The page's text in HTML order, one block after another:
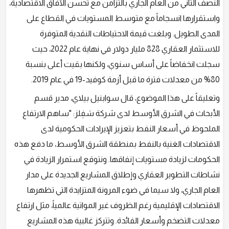
النصف الثاني من العام الجاري بالتزامن مع تحسن الآفاق الاقتصادية،
واستقرارها انسجاماً مع متوسط المستويات في القطاع على
المدى الطويل. وبلغت قيمة الاحتياطات النقدية المتوفرة
للاستثمار العقاري 828 مليار دولار في نهاية عام 2022، حيث
سجلت انخفاضاً على أساس سنوي، ولكنها بقيت أعلى بنسبة
80% من معدلات فترة ما قبل أزمة كوفيد-19 في عام 2019.
وتعليقاً على هذا الموضوع، قال سوابنيل بيلاي، مدير قسم
الأبحاث في الشرق الأوسط لدى شركة سَفِلز: "ساهم الارتفاع
الملحوظ في أسعار النفط بتعزيز الإيرادات الحكومية لدى
الاقتصادات الغنية بالنفط بمنطقة الشرق الأوسط، ما دفع هذه
الحكومات لزيادة مستويات إنفاقها. ونتوقع استمرار الزيادة في
نشاطات التطوير العقاري وإطلاق المشاريع الجديدة على مدار
العام الجاري، ولا سيما في ضوء المرونة المتزايدة التي تظهرها
الاقتصادات الإقليمية رغم الظروف غير المواتية عالمياً، مثل ارتفاع
معدلات التضخم وأسعار الفائدة. وتتركز غالبية هذه المشاريع